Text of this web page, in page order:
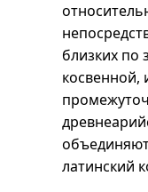
близких по
косвенной,
латинский